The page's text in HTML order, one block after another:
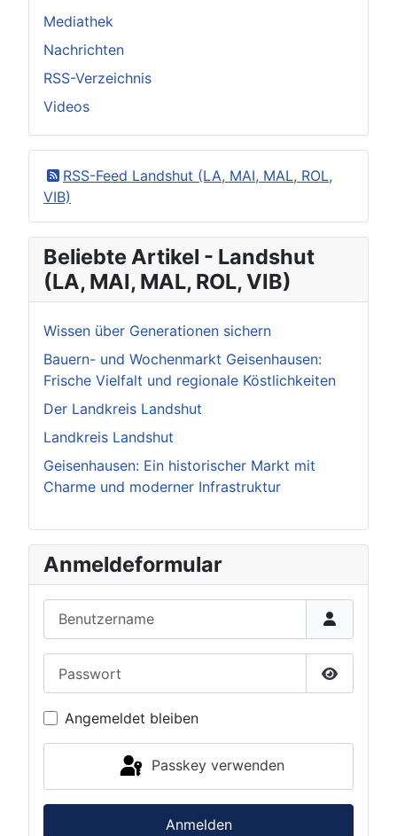
Mediathek
Nachrichten
RSS-Verzeichnis
Videos
RSS-Feed Landshut (LA, MAI, MAL, ROL,
VIB)
Beliebte Artikel - Landshut
(LA, MAI, MAL, ROL, VIB)
Wissen über Generationen sichern
Bauern- und Wochenmarkt Geisenhausen:
Frische Vielfalt und regionale Köstlichkeiten
Der Landkreis Landshut
Landkreis Landshut
Geisenhausen: Ein historischer Markt mit
Charme und moderner Infrastruktur
Anmeldeformular
Passwort
Angemeldet bleiben
Passkey verwenden
Anmelden